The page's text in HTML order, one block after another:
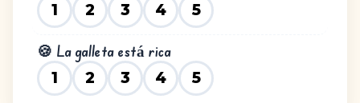
1 2 3 4 5
🍪 La galleta está rica
1 2 3 4 5